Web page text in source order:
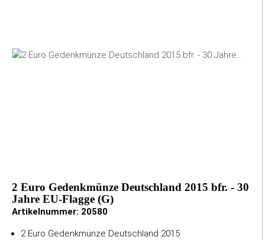
2 Euro Gedenkmünze Deutschland 2015 bfr. - 30
Jahre EU-Flagge (G)
Artikelnummer: 20580
2 Euro Gedenkmünze Deutschland 2015